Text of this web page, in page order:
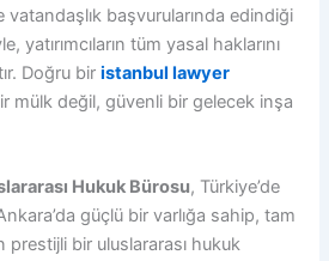
başvurularında edindiği
yatırımcıların tüm yasal haklarını
Doğru biristanbul lawyer
mülk değil, güvenli bir gelecek inşa
Hukuk Bürosu, Türkiye’de
güçlü bir varlığa sahip, tam
prestijli bir uluslararası hukuk